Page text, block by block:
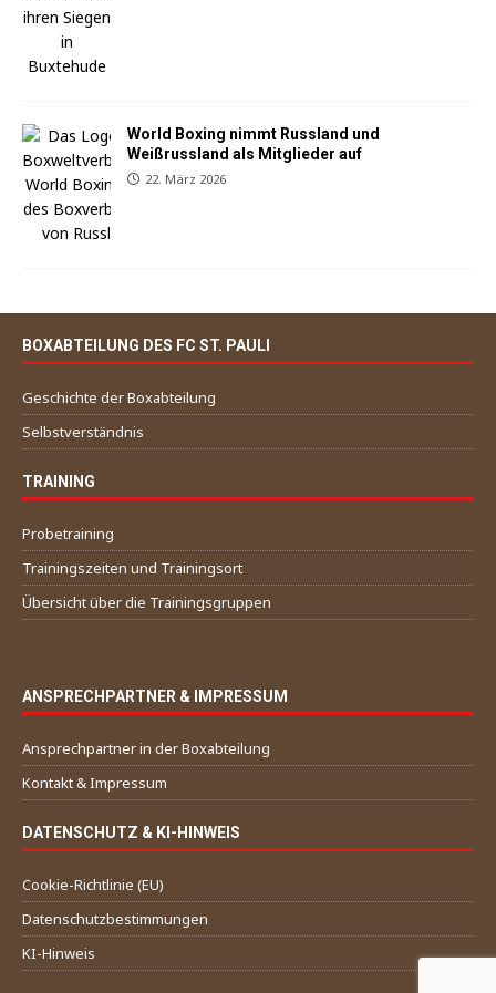
World Boxing nimmt Russland und
Weißrussland als Mitglieder auf
22. März 2026
BOXABTEILUNG DES FC ST. PAULI
Geschichte der Boxabteilung
Selbstverständnis
TRAINING
Probetraining
Trainingszeiten und Trainingsort
Übersicht über die Trainingsgruppen
ANSPRECHPARTNER & IMPRESSUM
Ansprechpartner in der Boxabteilung
Kontakt & Impressum
DATENSCHUTZ & KI-HINWEIS
Cookie-Richtlinie (EU)
Datenschutzbestimmungen
KI-Hinweis